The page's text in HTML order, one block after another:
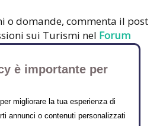
o domande, commenta il post
sui Turismi nel Forum
Tutti gli articoli
è importante per
migliorare la tua esperienza di
annunci o contenuti personalizzati